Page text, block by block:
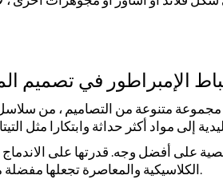
الإمبراطور في تصميم
على أفضل وجه. قدرتها على
الكلاسيكية والمعاصرة تجعلها مفضلة متعددة الاستخدامات وخالدة.